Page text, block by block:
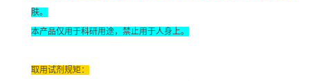
肤。
本产品仅用于科研用途，禁止用于人身上。
取用试剂规矩：